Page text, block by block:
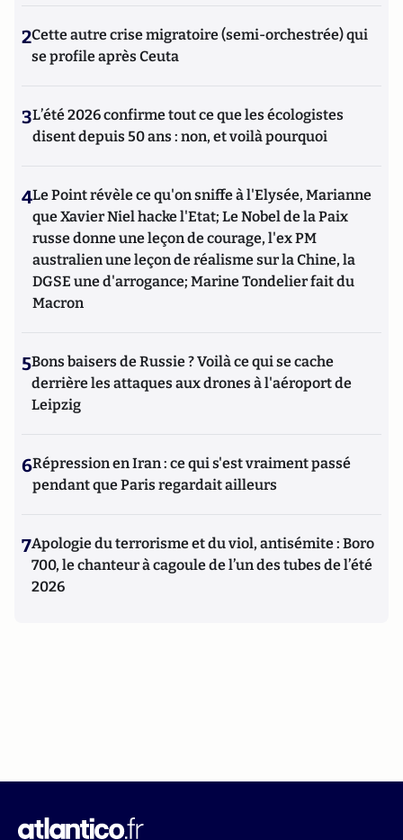
2Cette autre crise migratoire (semi-orchestrée) qui
se profile après Ceuta
3L’été 2026 confirme tout ce que les écologistes
disent depuis 50 ans : non, et voilà pourquoi
4Le Point révèle ce qu'on sniffe à l'Elysée, Marianne
que Xavier Niel hacke l'Etat; Le Nobel de la Paix
russe donne une leçon de courage, l'ex PM
australien une leçon de réalisme sur la Chine, la
DGSE une d'arrogance; Marine Tondelier fait du
Macron
5Bons baisers de Russie ? Voilà ce qui se cache
derrière les attaques aux drones à l'aéroport de
Leipzig
6Répression en Iran : ce qui s'est vraiment passé
pendant que Paris regardait ailleurs
7Apologie du terrorisme et du viol, antisémite : Boro
700, le chanteur à cagoule de l’un des tubes de l’été
2026